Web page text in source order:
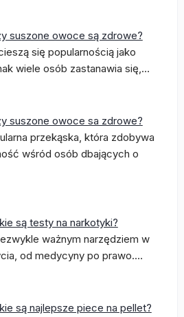
suszone owoce są zdrowe?
się popularnością jako
wiele osób zastanawia się,…
suszone owoce sa zdrowe?
przekąska, która zdobywa
wśród osób dbających o
są testy na narkotyki?
ważnym narzędziem w
od medycyny po prawo.…
są najlepsze piece na pellet?